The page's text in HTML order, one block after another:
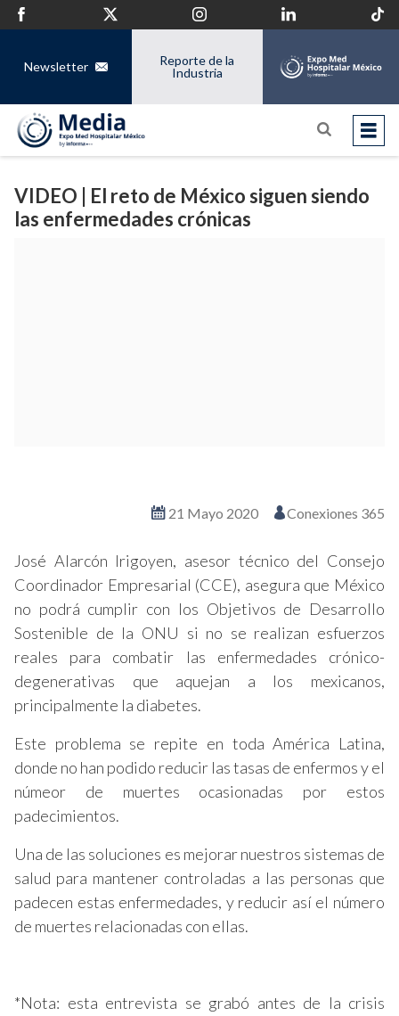
Newsletter
Reporte de la
Industria
VIDEO | El reto de México siguen siendo
las enfermedades crónicas
21 Mayo 2020 Conexiones 365
José Alarcón Irigoyen, asesor técnico del Consejo
Coordinador Empresarial (CCE), asegura que México
no podrá cumplir con los Objetivos de Desarrollo
Sostenible de la ONU si no se realizan esfuerzos
reales para combatir las enfermedades crónico-
degenerativas que aquejan a los mexicanos,
principalmente la diabetes.
Este problema se repite en toda América Latina,
donde no han podido reducir las tasas de enfermos y el
númeor de muertes ocasionadas por estos
padecimientos.
Una de las soluciones es mejorar nuestros sistemas de
salud para mantener controladas a las personas que
padecen estas enfermedades, y reducir así el número
de muertes relacionadas con ellas.
*Nota: esta entrevista se grabó antes de la crisis